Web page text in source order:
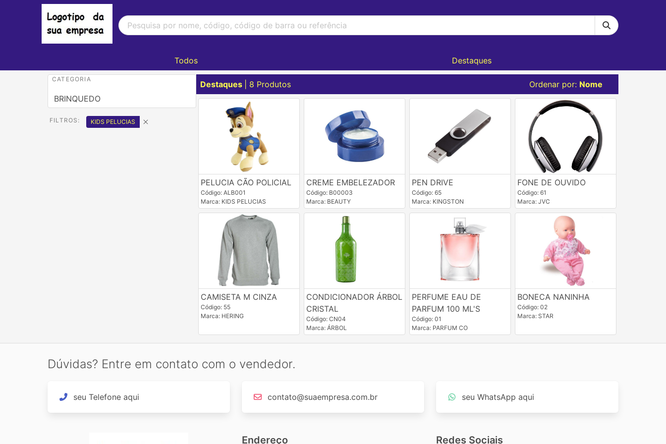
Todos Destaques
CATEGORIA
BRINQUEDO
FILTROS: KIDS PELUCIAS
Destaques | 8 Produtos Ordenar por: Nome
PELUCIA CÃO POLICIAL
Código: ALB001
Marca: KIDS PELUCIAS
CREME EMBELEZADOR
Código: B00003
Marca: BEAUTY
PEN DRIVE
Código: 65
Marca: KINGSTON
FONE DE OUVIDO
Código: 61
Marca: JVC
CAMISETA M CINZA
Código: 55
Marca: HERING
CONDICIONADOR ÁRBOL
CRISTAL
Código: CN04
Marca: ÁRBOL
PERFUME EAU DE
PARFUM 100 ML'S
Código: 01
Marca: PARFUM CO
BONECA NANINHA
Código: 02
Marca: STAR
Dúvidas? Entre em contato com o vendedor.
seu Telefone aqui contato@suaempresa.com.br seu WhatsApp aqui
Endereço Redes Sociais